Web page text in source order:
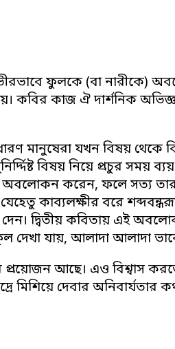
ফুলকে (বা নারীকে)
কবির কাজ ঐ দার্শনিক
মানুষেরা যখন বিষয় থেকে
বিষয় নিয়ে প্রচুর সময়
অবলোকন করেন, ফলে সত্য
কাব্যলক্ষীর বরে
দ্বিতীয় কবিতায় এই
দেখা যায়, আলাদা আলাদা
প্রয়োজন আছে। এও বিশ্বাস
দেবার অনিবার্যতার